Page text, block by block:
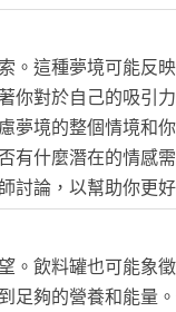
。這種夢境可能反
你對於自己的吸引
夢境的整個情境和
有什麼潛在的情感
討論，以幫助你更
。飲料罐也可能象
足夠的營養和能量